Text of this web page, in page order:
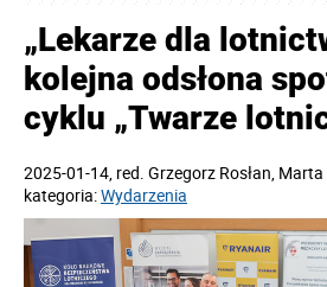
„Lekarze dla
kolejna odsłona
cyklu „Twarze
2025-01-14, red. Grzegorz Rosłan,
kategoria:Wydarzenia